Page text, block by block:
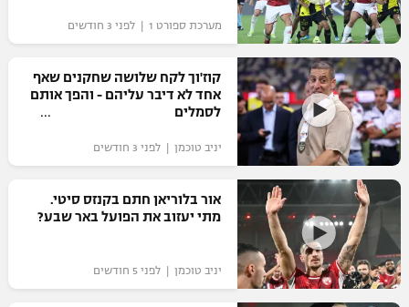
תוצאות
לוח שידורים
ברחבה
"מעל הליגה" – פודקאסט
"מחצית בשכונה" – פודקאסט
הפועל תל אביב
הפועל חיפה
הפועל באר שבע
מכבי נתניה
בני יהודה
ליגה הולנדית
ליגה סינית
ליגה ברזילאית
ליגות נוספות
דני אבדיה
שחייה
ג'ודו
אגרוף
ספורט אולימפי
UFC
היאבקות WWE
אופניים
מערכת ספורט 1 | לפני 3 חודשים
קוז'וך לקח שלושה שחקנים שאף
אחד לא דיבר עליהם - והפך אותם
לסמלים
יניב טוכמן | לפני 3 חודשים
אור בלוריאן חתם בקנזס סיטי.
מתי יעזוב את הפועל באר שבע?
יניב טוכמן | לפני 5 חודשים